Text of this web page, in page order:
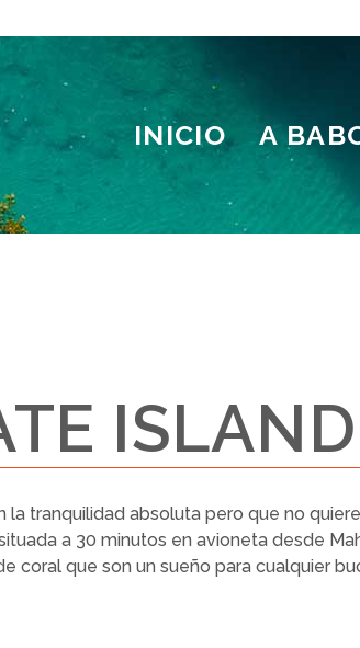
INICIO A
ISLAND
tranquilidad absoluta pero que no
a 30 minutos en avioneta desde
coral que son un sueño para cualquier